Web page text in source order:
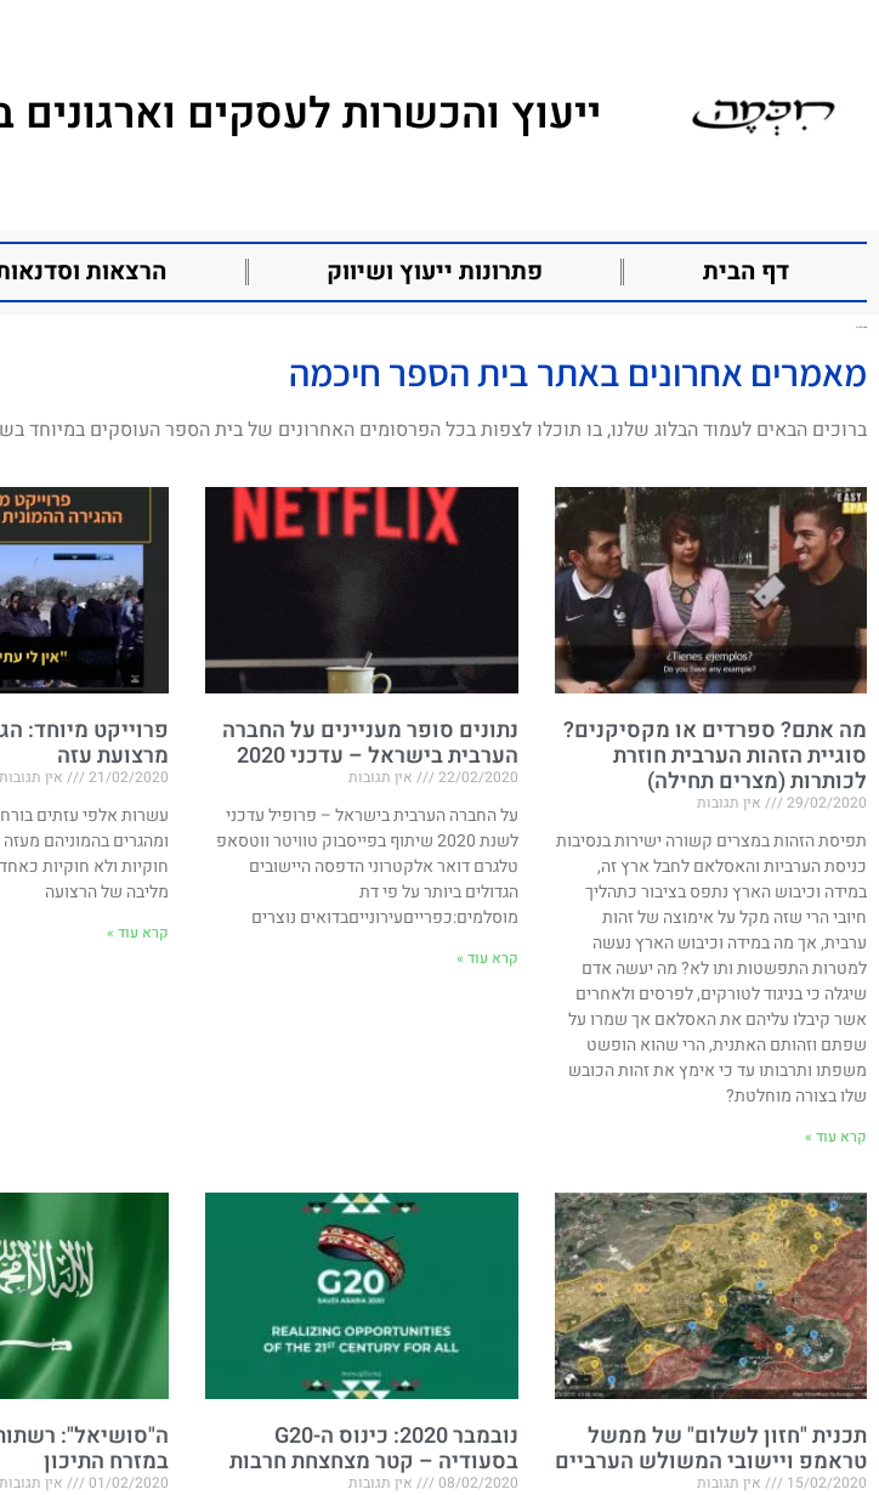
ייעוץ והכשרות לעסקים וארגונים
דף הבית פתרונות ייעוץ ושיווק הרצאות
פתח תקווה
מאמרים אחרונים באתר בית הספר חיכמה
ברוכים הבאים לעמוד הבלוג שלנו, בו תוכלו לצפות בכל הפרסומים האחרונים של בית הספר העוסקים במיוחד
מה אתם? ספרדים או מקסיקנים?
סוגיית הזהות הערבית חוזרת
לכותרות (מצרים תחילה)​
29/02/2020 אין תגובות
תפיסת הזהות במצרים קשורה ישירות בנסיבות
כניסת הערביות והאסלאם לחבל ארץ זה,
במידה וכיבוש הארץ נתפס בציבור כתהליך
חיובי הרי שזה מקל על אימוצה של זהות
ערבית, אך מה במידה וכיבוש הארץ נעשה
למטרות התפשטות ותו לא? מה יעשה אדם
שיגלה כי בניגוד לטורקים, לפרסים ולאחרים
אשר קיבלו עליהם את האסלאם אך שמרו על
שפתם וזהותם האתנית, הרי שהוא הופשט
משפתו ותרבותו עד כי אימץ את זהות הכובש
שלו בצורה מוחלטת?
קרא עוד »
נתונים סופר מעניינים על החברה
הערבית בישראל – עדכני 2020
22/02/2020 אין תגובות
על החברה הערבית בישראל – פרופיל עדכני
לשנת 2020 שיתוף בפייסבוק טוויטר ווטסאפ
טלגרם דואר אלקטרוני הדפסה היישובים
הגדולים ביותר על פי דת
מוסלמים:כפרייםעירונייםבדואים נוצרים
קרא עוד »
פרוייקט מיוחד:
מרצועת עזה
21/02/2020 אין תגובות
עשרות אלפי עזתים
ומהגרים בהמוניהם
חוקיות ולא חוקיות
מליבה של הרצועה
קרא עוד »
תכנית "חזון לשלום" של ממשל
טראמפ ויישובי המשולש הערביים​
15/02/2020 אין תגובות
נובמבר 2020: כינוס ה-G20
בסעודיה – קטר מצחצחת חרבות​
08/02/2020 אין תגובות
ה"סושיאל":
במזרח התיכון
01/02/2020 אין תגובות